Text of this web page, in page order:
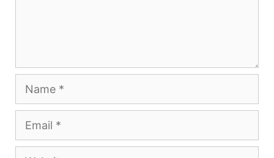
Name
Email
Website